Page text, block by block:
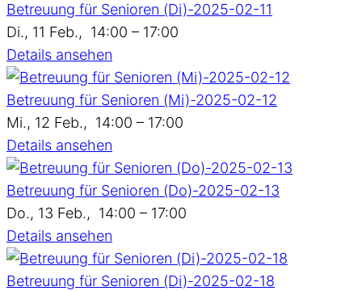
Betreuung für Senioren (Di)-2025-02-11
Di., 11 Feb., 14:00 – 17:00
Details ansehen
Betreuung für Senioren (Mi)-2025-02-12
Mi., 12 Feb., 14:00 – 17:00
Details ansehen
Betreuung für Senioren (Do)-2025-02-13
Do., 13 Feb., 14:00 – 17:00
Details ansehen
Betreuung für Senioren (Di)-2025-02-18